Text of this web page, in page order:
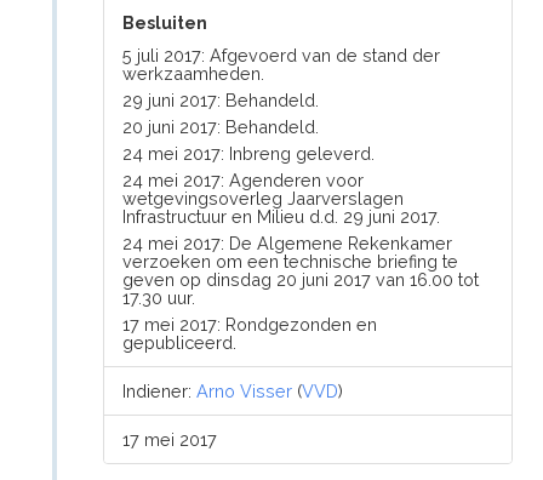
Besluiten
5 juli 2017: Afgevoerd van de stand der
werkzaamheden.
29 juni 2017: Behandeld.
20 juni 2017: Behandeld.
24 mei 2017: Inbreng geleverd.
24 mei 2017: Agenderen voor
wetgevingsoverleg Jaarverslagen
Infrastructuur en Milieu d.d. 29 juni 2017.
24 mei 2017: De Algemene Rekenkamer
verzoeken om een technische briefing te
geven op dinsdag 20 juni 2017 van 16.00 tot
17.30 uur.
17 mei 2017: Rondgezonden en
gepubliceerd.
Indiener:Arno Visser (VVD)
17 mei 2017